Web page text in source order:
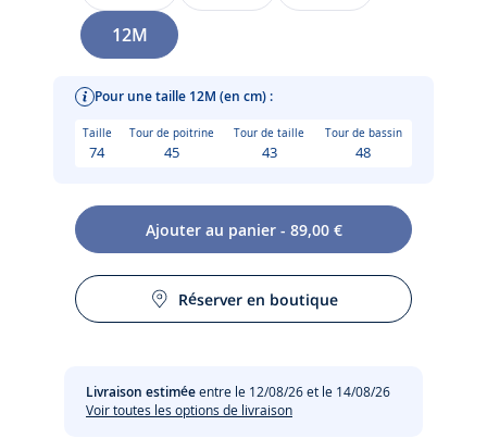
12M
Pour une taille 12M (en cm) :
Taille Tour de poitrine Tour de taille Tour de bassin
74 45 43 48
Ajouter au panier - 89,00 €
Réserver en boutique
Livraison estiméeentre le 12/08/26 et le 14/08/26
Voir toutes les options de livraison
Modèle emblématique du vestiaire Jacadi à glisser dans la
valise de maternité, ce burnous bébé à la ligne chic et
authentique enveloppera le nouveau-né d'une douceur
pompon finalisent ce modèle à associer à une combinaison
en laine pour vos premières sorties.
Entretien :
Lavage à 30°C,act très réduite